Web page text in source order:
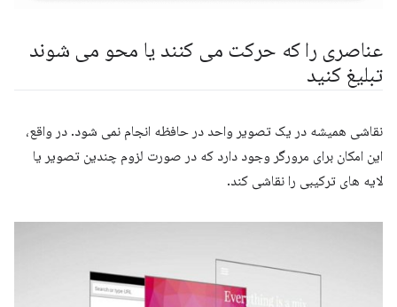
عناصری را که حرکت می کنند یا محو می شوند
تبلیغ کنید
نقاشی همیشه در یک تصویر واحد در حافظه انجام نمی شود. در واقع،
این امکان برای مرورگر وجود دارد که در صورت لزوم چندین تصویر یا
لایه های ترکیبی را نقاشی کند.